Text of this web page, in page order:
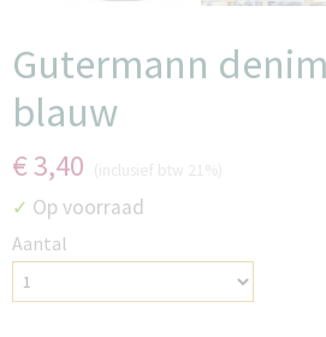
Gutermann
blauw
€ 3,40
✓ Op voorraad
Aantal